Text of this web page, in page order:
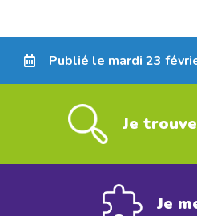
Publié le mardi 23
Je
Je